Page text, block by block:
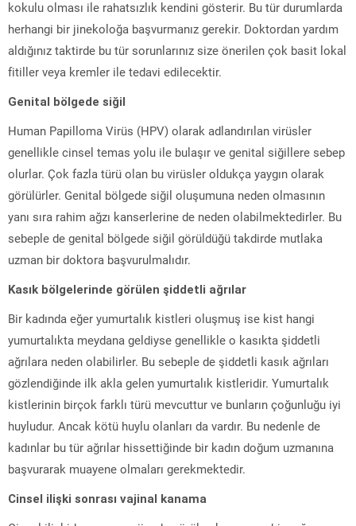
kokulu olması ile rahatsızlık kendini gösterir. Bu tür durumlarda
herhangi bir jinekoloğa başvurmanız gerekir. Doktordan yardım
aldığınız taktirde bu tür sorunlarınız size önerilen çok basit lokal
fitiller veya kremler ile tedavi edilecektir.
Genital bölgede siğil
Human Papilloma Virüs (HPV) olarak adlandırılan virüsler
genellikle cinsel temas yolu ile bulaşır ve genital siğillere sebep
olurlar. Çok fazla türü olan bu virüsler oldukça yaygın olarak
görülürler. Genital bölgede siğil oluşumuna neden olmasının
yanı sıra rahim ağzı kanserlerine de neden olabilmektedirler. Bu
sebeple de genital bölgede siğil görüldüğü takdirde mutlaka
uzman bir doktora başvurulmalıdır.
Kasık bölgelerinde görülen şiddetli ağrılar
Bir kadında eğer yumurtalık kistleri oluşmuş ise kist hangi
yumurtalıkta meydana geldiyse genellikle o kasıkta şiddetli
ağrılara neden olabilirler. Bu sebeple de şiddetli kasık ağrıları
gözlendiğinde ilk akla gelen yumurtalık kistleridir. Yumurtalık
kistlerinin birçok farklı türü mevcuttur ve bunların çoğunluğu iyi
huyludur. Ancak kötü huylu olanları da vardır. Bu nedenle de
kadınlar bu tür ağrılar hissettiğinde bir kadın doğum uzmanına
başvurarak muayene olmaları gerekmektedir.
Cinsel ilişki sonrası vajinal kanama